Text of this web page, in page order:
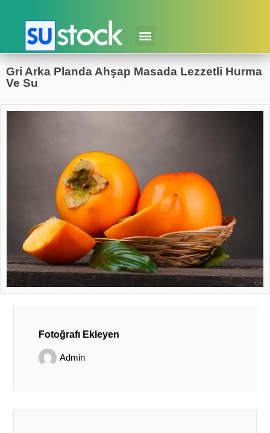
Gri Arka Planda Ahşap Masada Lezzetli Hurma
Ve Su
Fotoğrafı Ekleyen
Admin